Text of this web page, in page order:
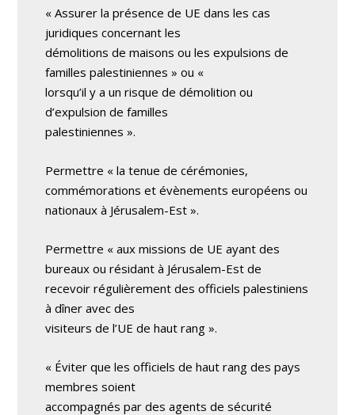
« Assurer la présence de UE dans les cas
juridiques concernant les
démolitions de maisons ou les expulsions de
familles palestiniennes » ou «
lorsqu’il y a un risque de démolition ou
d’expulsion de familles
palestiniennes ».
Permettre « la tenue de cérémonies,
commémorations et évènements européens ou
nationaux à Jérusalem-Est ».
Permettre « aux missions de UE ayant des
bureaux ou résidant à Jérusalem-Est de
recevoir régulièrement des officiels palestiniens
à dîner avec des
visiteurs de l’UE de haut rang ».
« Éviter que les officiels de haut rang des pays
membres soient
accompagnés par des agents de sécurité